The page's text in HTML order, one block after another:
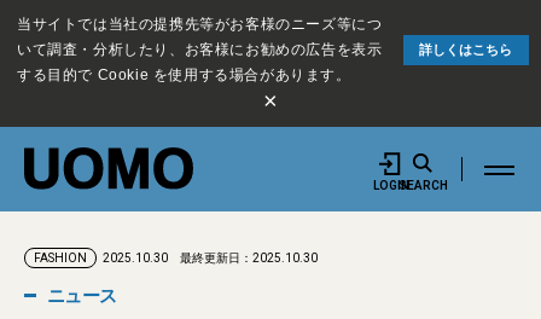
当サイトでは当社の提携先等がお客様のニーズ等につ
いて調査・分析したり、お客様にお勧めの広告を表示
する目的で Cookie を使用する場合があります。
詳しくはこちら
×
LOGINSEARCH
FASHION 2025.10.30 最終更新日：2025.10.30
ニュース